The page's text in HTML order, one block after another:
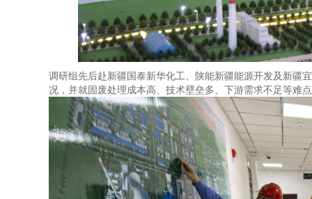
调研组先后赴新疆国泰新华化工、陕能新疆能源开发及新疆
况，并就固废处理成本高、技术壁垒多、下游需求不足等难